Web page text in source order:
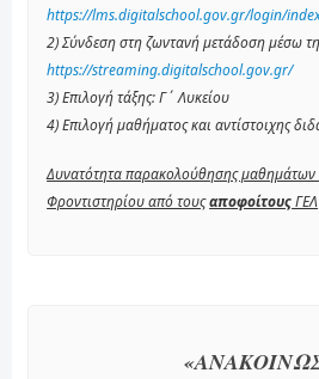
https://lms.digitalschool.gov.gr/login/
2) Σύνδεση στη ζωντανή μετάδοση μέσω
https://streaming.digitalschool.gov.gr/
3) Επιλογή τάξης: Γ΄ Λυκείου
4) Επιλογή μαθήματος και αντίστοιχης
Δυνατότητα παρακολούθησης
Φροντιστηρίου από τουςαποφοίτουςΓΕΛ